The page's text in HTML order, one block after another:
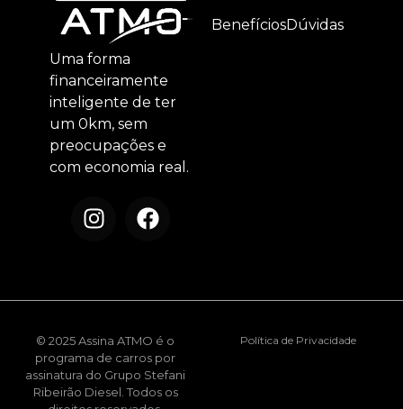
Uma forma
financeiramente
inteligente de ter
um 0km, sem
preocupações e
com economia real.
BenefíciosDúvidas
© 2025 Assina ATMO é o
programa de carros por
assinatura do Grupo Stefani
Ribeirão Diesel. Todos os
Política de Privacidade